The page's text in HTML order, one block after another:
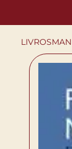
LIVROS